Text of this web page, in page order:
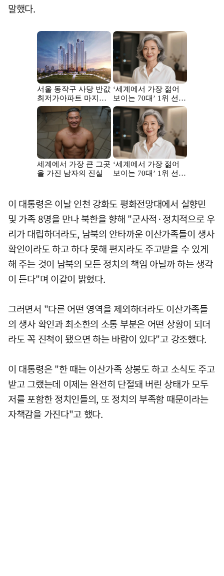
말했다.
이 대통령은 이날 인천 강화도 평화전망대에서 실향민
및 가족 8명을 만나 북한을 향해 "군사적·정치적으로 우
리가 대립하더라도, 남북의 안타까운 이산가족들이 생사
확인이라도 하고 하다 못해 편지라도 주고받을 수 있게
해 주는 것이 남북의 모든 정치의 책임 아닐까 하는 생각
이 든다"며 이같이 밝혔다.
그러면서 "다른 어떤 영역을 제외하더라도 이산가족들
의 생사 확인과 최소한의 소통 부분은 어떤 상황이 되더
라도 꼭 진척이 됐으면 하는 바람이 있다"고 강조했다.
이 대통령은 "한 때는 이산가족 상봉도 하고 소식도 주고
받고 그랬는데 이제는 완전히 단절돼 버린 상태가 모두
저를 포함한 정치인들의, 또 정치의 부족함 때문이라는
자책감을 가진다"고 했다.